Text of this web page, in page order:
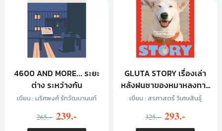
4600 AND MORE... ระยะ
ต่าง ระหว่างกัน
เขียน : นริศพงศ์ รักวัฒนานนท์
265.- 239.-
GLUTA STORY เรื่องเล่า
หลังฝนซาของหมาหลงทาง
(10TH ANNIVERSARY
เขียน : สรศาสตร์ วิเศษสินธุ์
325.- 293.-